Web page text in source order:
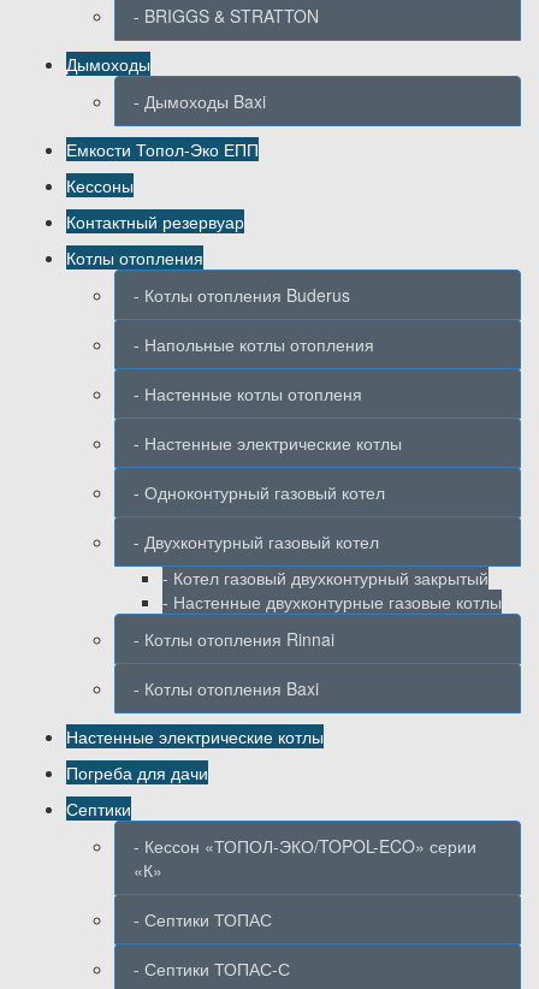
- BRIGGS & STRATTON
Дымоходы
- Дымоходы Baxi
Емкости Топол-Эко ЕПП
Кессоны
Контактный резервуар
Котлы отопления
- Котлы отопления Buderus
- Напольные котлы отопления
- Настенные котлы отопленя
- Настенные электрические котлы
- Одноконтурный газовый котел
- Двухконтурный газовый котел
- Котел газовый двухконтурный закрытый
- Настенные двухконтурные газовые котлы
- Котлы отопления Rinnai
- Котлы отопления Baxi
Настенные электрические котлы
Погреба для дачи
Септики
- Кессон «ТОПОЛ-ЭКО/TOPOL-ECO» серии
«К»
- Септики ТОПАС
- Септики ТОПАС-С